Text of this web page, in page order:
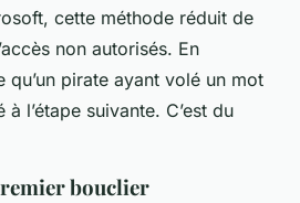
cette méthode réduit de
non autorisés. En
pirate ayant volé un mot
l’étape suivante. C’est du
bouclier